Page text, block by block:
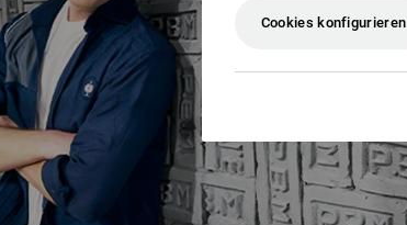
Cookies konfigurieren